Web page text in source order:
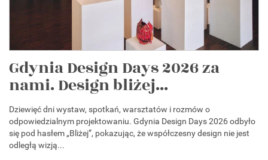
Gdynia Design Days 2026 za
nami. Design bliżej...
Dziewięć dni wystaw, spotkań, warsztatów i rozmów o
odpowiedzialnym projektowaniu. Gdynia Design Days 2026 odbyło
się pod hasłem „Bliżej”, pokazując, że współczesny design nie jest
odległą wizją...